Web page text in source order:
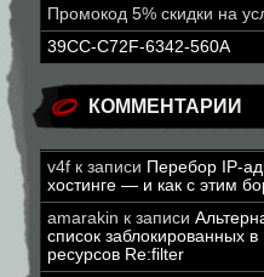
Промокод 5% скидки на
39CC-C72F-6342-560A
КОММЕНТАРИИ
v4f к записи Перебор IP-
хостинге — и как с этим
amarakin к записи
список заблокированных
ресурсов Re:filter